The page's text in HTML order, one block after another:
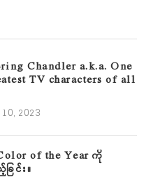
Chandler a.k.a. One
TV characters of all
2023
of the Year ကို
ြင်း။